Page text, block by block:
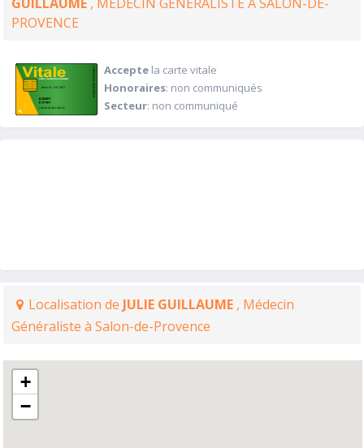
PROVENCE
Acceptela carte vitale
Honoraires: non communiqués
Secteur: non communiqué
Localisation de JULIE GUILLAUME , Médecin
Généraliste à Salon-de-Provence
+
−